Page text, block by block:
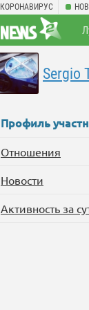
КОРОНАВИРУС
Sergio
Профиль
Отношения
Новости
Активность за